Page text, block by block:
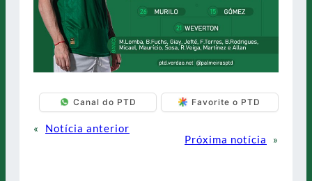
Canal do PTD Favorite o PTD
«
Notícia anterior
Próxima notícia
»